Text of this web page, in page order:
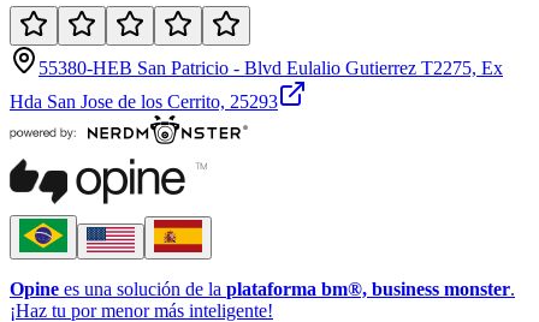
55380-HEB San Patricio - Blvd Eulalio Gutierrez T2275, Ex
Hda San Jose de los Cerrito, 25293
Opine es una solución de la plataforma bm®, business monster.
¡Haz tu por menor más inteligente!